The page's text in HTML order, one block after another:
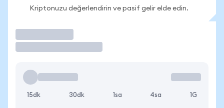
Kriptonuzu değerlendirin ve pasif gelir elde edin.
15dk 30dk 1sa 4sa 1G